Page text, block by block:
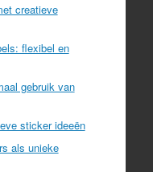
creatieve
flexibel en
gebruik van
sticker ideeën
als unieke